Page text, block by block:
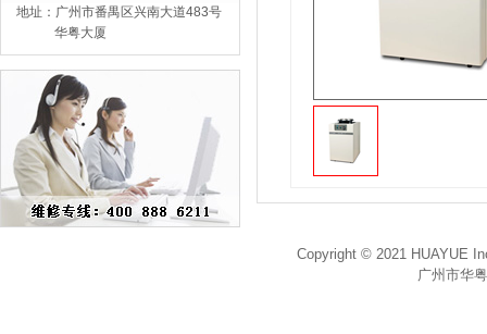
地址：广州市番禺区兴南大道483号
华粤大厦
Copyright © 2021 HUAYUE
广州市华